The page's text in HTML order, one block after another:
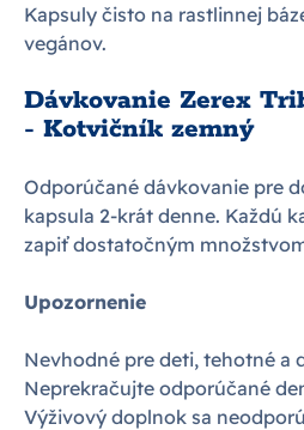
Kapsuly čisto na rastlinnej
vegánov.
Dávkovanie Zerex
- Kotvičník zemný
Odporúčané dávkovanie pre
kapsula 2-krát denne. Každú
zapiť dostatočným
Upozornenie
Nevhodné pre deti, tehotné a
Neprekračujte odporúčané
Výživový doplnok sa